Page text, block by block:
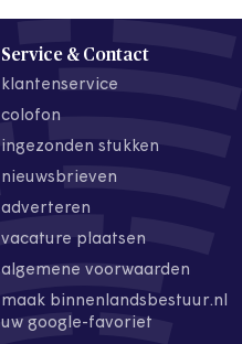
Service & Contact
klantenservice
colofon
ingezonden stukken
nieuwsbrieven
adverteren
vacature plaatsen
algemene voorwaarden
maak binnenlandsbestuur.nl
uw google-favoriet